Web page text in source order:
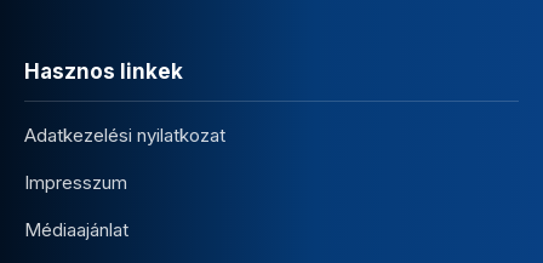
Hasznos linkek
Adatkezelési nyilatkozat
Impresszum
Médiaajánlat